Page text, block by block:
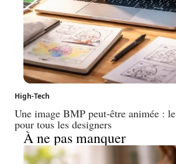
High-Tech
Une image BMP peut-être animée :
pour tous les designers
À ne pas manquer